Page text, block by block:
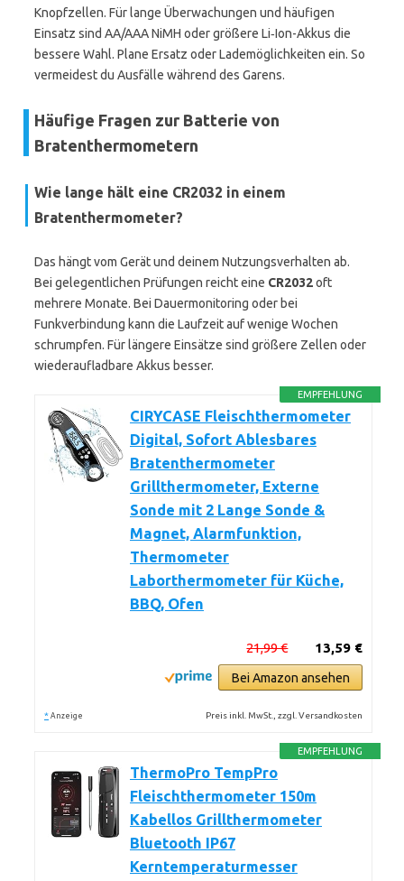
Knopfzellen. Für lange Überwachungen und häufigen
Einsatz sind AA/AAA NiMH oder größere Li‑Ion-Akkus die
bessere Wahl. Plane Ersatz oder Lademöglichkeiten ein. So
vermeidest du Ausfälle während des Garens.
Häufige Fragen zur Batterie von
Bratenthermometern
Wie lange hält eine CR2032 in einem
Bratenthermometer?
Das hängt vom Gerät und deinem Nutzungsverhalten ab.
Bei gelegentlichen Prüfungen reicht eine CR2032oft
mehrere Monate. Bei Dauermonitoring oder bei
Funkverbindung kann die Laufzeit auf wenige Wochen
schrumpfen. Für längere Einsätze sind größere Zellen oder
wiederaufladbare Akkus besser.
EMPFEHLUNG
CIRYCASE Fleischthermometer
Digital, Sofort Ablesbares
Bratenthermometer
Grillthermometer, Externe
Sonde mit 2 Lange Sonde &
Magnet, Alarmfunktion,
Thermometer
Laborthermometer für Küche,
BBQ, Ofen
13,59 €
21,99 €
Bei Amazon ansehen
* Anzeige Preis inkl. MwSt., zzgl. Versandkosten
EMPFEHLUNG
ThermoPro TempPro
Fleischthermometer 150m
Kabellos Grillthermometer
Bluetooth IP67
Kerntemperaturmesser